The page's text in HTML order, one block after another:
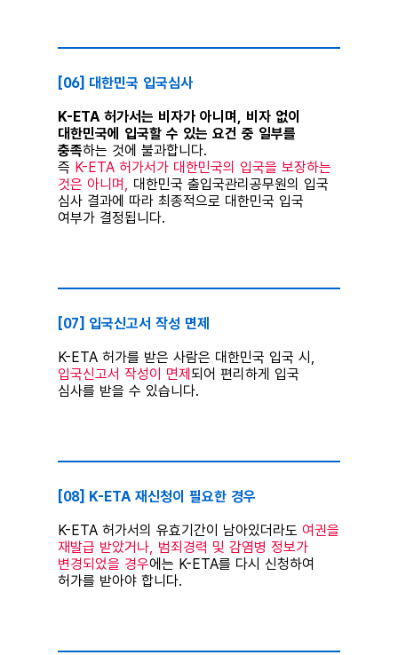
[06] 대한민국 입국심사
K-ETA 허가서는 비자가 아니며, 비자 없이
대한민국에 입국할 수 있는 요건 중 일부를
충족하는 것에 불과합니다.
즉 K-ETA 허가서가 대한민국의 입국을 보장하는
것은 아니며,
대한민국 출입국관리공무원의 입국
심사 결과에 따라 최종적으로 대한민국 입국
여부가 결정됩니다.
[07] 입국신고서 작성 면제
K-ETA 허가를 받은 사람은 대한민국 입국 시,
입국신고서 작성이 면제되어 편리하게 입국
심사를 받을 수 있습니다.
[08] K-ETA 재신청이 필요한 경우
K-ETA 허가서의 유효기간이 남아있더라도 여권을
재발급 받았거나, 범죄경력 및 감염병 정보가
변경되었을 경우에는 K-ETA를 다시 신청하여
허가를 받아야 합니다.